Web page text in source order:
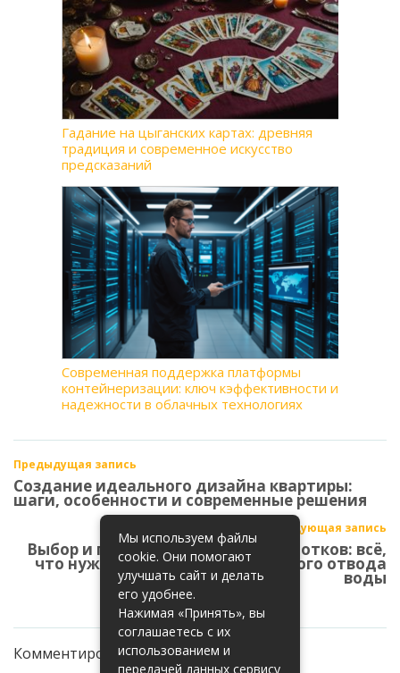
Гадание на цыганских картах: древняя
традиция и современное искусство
предсказаний
Современная поддержка платформы
контейнеризации: ключ кэффективности и
надежности в облачных технологиях
Предыдущая запись
Создание идеального дизайна квартиры:
шаги, особенности и современные решения
Следующая запись
Выбор и покупка водоотводных лотков: всё,
что нужно знать для эффективного отвода
воды
Комментирование закрыто
Мы используем файлы
cookie. Они помогают
улучшать сайт и делать
его удобнее.
Нажимая «Принять», вы
соглашаетесь с их
использованием и
передачей данных сервису